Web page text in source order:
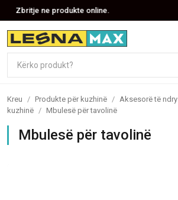
Zbritje ne produkte online.
Kreu / Produkte për kuzhinë / Aksesorë të
kuzhinë / Mbulesë për tavolinë
Mbulesë për tavolinë